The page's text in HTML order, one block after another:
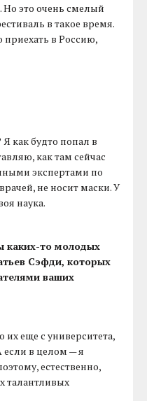
Но это очень смелый
в такое время.
в Россию,
как будто попал в
как там сейчас
экспертами по
не носит маски. У
наука.
каких-то молодых
Сэфди, которых
ваших
еще с университета,
если в целом — я
естественно,
талантливых